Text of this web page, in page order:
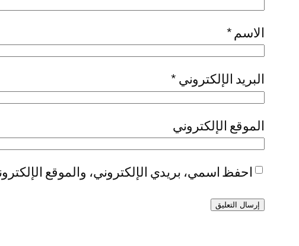
الاسم *
البريد الإلكتروني *
الموقع الإلكتروني
احفظ اسمي، بريدي الإلكتروني، والموقع